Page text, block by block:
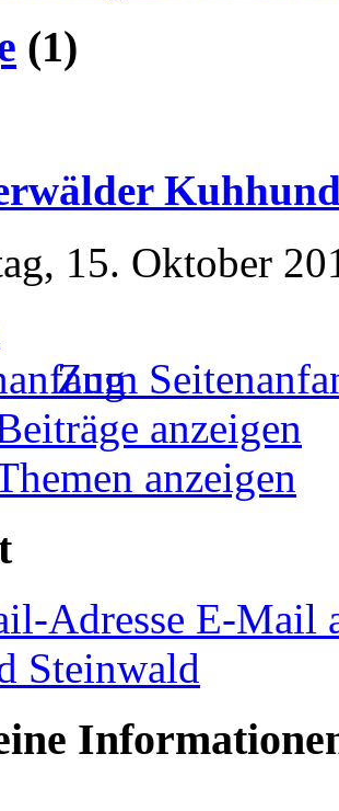
(1)
15. Oktober
Zum
anzeigen
anzeigen
Adresse E-Mail
Steinwald